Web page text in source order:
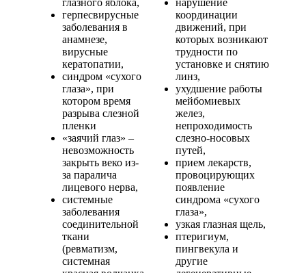
глазного яблока,
герпесвирусные
заболевания в
анамнезе,
вирусные
кератопатии,
синдром «сухого
глаза», при
котором время
разрыва слезной
пленки
«заячий глаз» –
невозможность
закрыть веко из-
за паралича
лицевого нерва,
системные
заболевания
соединительной
ткани
(ревматизм,
системная
нарушение
координации
движений, при
которых возникают
трудности по
установке и снятию
линз,
ухудшение работы
мейбомиевых
желез,
непроходимость
слезно-носовых
путей,
прием лекарств,
провоцирующих
появление
синдрома «сухого
глаза»,
узкая глазная щель,
птеригиум,
пингвекула и
другие